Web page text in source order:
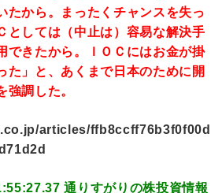
たから。まったくチャンスを失っ
としては（中止は）容易な解決手
できたから。ＩＯＣにはお金が掛
た」と、あくまで日本のために開
強調した。
articles/ffb8ccff76b3f0f00d
通りすがりの株投資情報